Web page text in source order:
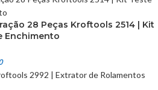
28 Peças Kroftools 2514 | Kit
Enchimento